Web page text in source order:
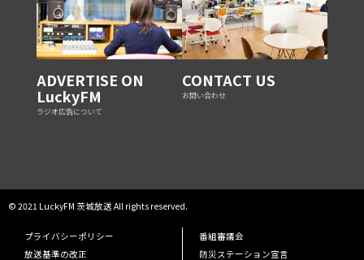
ADVERTISE ON
LuckyFM
ラジオ広告について
CONTACT US
お問い合わせ
© 2021 LuckyFM 茨城放送 All rights reserved.
プライバシーポリシー
番組審議会
放送基準の改正
防災ステーション宣言